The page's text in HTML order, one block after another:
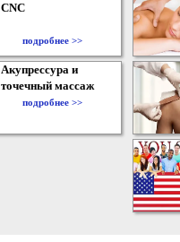
CNC
подробнее >>
Акупрессура и
точечный массаж
подробнее >>